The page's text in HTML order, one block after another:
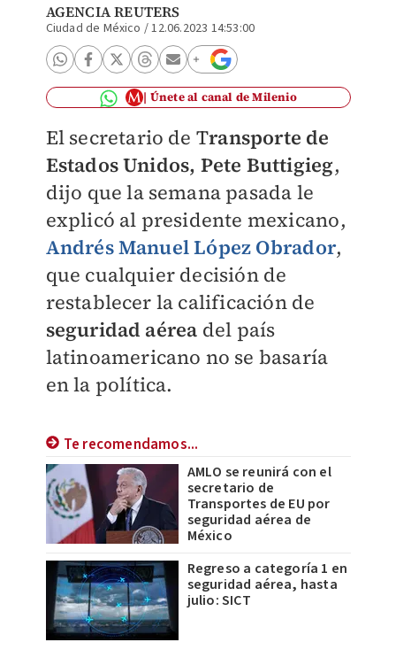
AGENCIA REUTERS
Ciudad de México /12.06.2023 14:53:00
Únete al canal de Milenio
El secretario de Transporte de
Estados Unidos, Pete Buttigieg,
dijo que la semana pasada le
explicó al presidente mexicano,
Andrés Manuel López Obrador,
que cualquier decisión de
restablecer la calificación de
seguridad aérea del país
latinoamericano no se basaría
en la política.
Te recomendamos...
AMLO se reunirá con el
secretario de
Transportes de EU por
seguridad aérea de
México
Regreso a categoría 1 en
seguridad aérea, hasta
julio: SICT